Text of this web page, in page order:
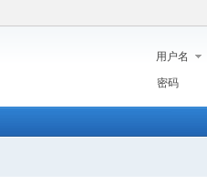
用户名
密码